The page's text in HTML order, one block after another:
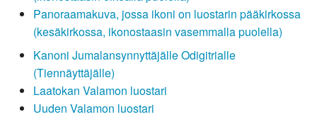
Panoraamakuva, jossa ikoni on luostarin pääkirkossa
(kesäkirkossa, ikonostaasin vasemmalla puolella)
Kanoni Jumalansynnyttäjälle Odigitrialle
(Tiennäyttäjälle)
Laatokan Valamon luostari
Uuden Valamon luostari